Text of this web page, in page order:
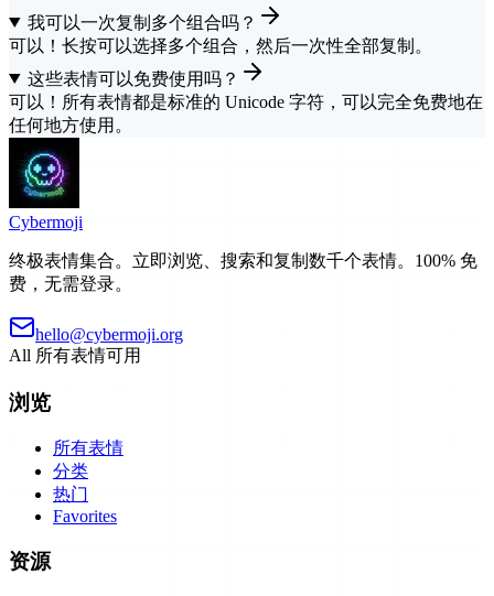
我可以一次复制多个组合吗？
可以！长按可以选择多个组合，然后一次性全部复制。
这些表情可以免费使用吗？
可以！所有表情都是标准的 Unicode 字符，可以完全免费地在
任何地方使用。
Cybermoji
终极表情集合。立即浏览、搜索和复制数千个表情。100% 免
费，无需登录。
hello@cybermoji.org
All 所有表情可用
浏览
所有表情
分类
热门
Favorites
资源